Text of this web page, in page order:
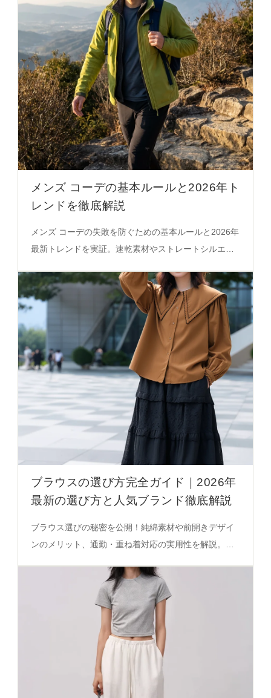
メンズ コーデの基本ルールと2026年ト
レンドを徹底解説
メンズ コーデの失敗を防ぐための基本ルールと2026年
最新トレンドを実証。速乾素材やストレートシルエッ
ブラウスの選び方完全ガイド｜2026年
最新の選び方と人気ブランド徹底解説
ブラウス選びの秘密を公開！純綿素材や前開きデザイ
ンのメリット、通勤・重ね着対応の実用性を解説。失